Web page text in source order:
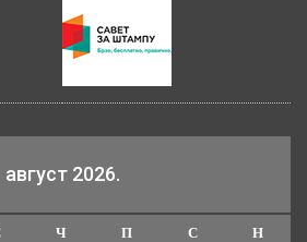
август 2026.
Ч П С
Н